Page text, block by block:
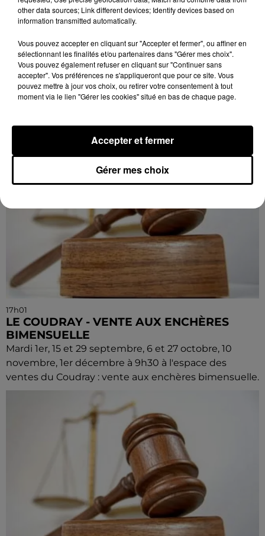
LE COUDRAY - VENTE AUX ENCHÈRES
BIMENSUELLE
Mardi 1er, 15 et 29 septembre, 6 et 27 octobre, 10
novembre, 1er décembre à 9h30 à l'espace des
ventes du Coudray : vente aux enchères bimensuelle.
17h01
LE COUDRAY - VENTE AUX ENCHÈRES
BIMENSUELLE
Mardi 1er, 15 et 29 septembre, 6 et 27 octobre, 10
novembre, 1er décembre à 9h30 à l'espace des
ventes du Coudray : vente aux enchères bimensuelle.
other data sources; Link different devices; Identify devices based on
information transmitted automatically.
Vous pouvez accepter en cliquant sur "Accepter et fermer", ou affiner en
sélectionnant les finalités et/ou partenaires dans "Gérer mes choix".
Vous pouvez également refuser en cliquant sur "Continuer sans
accepter". Vos préférences ne s'appliqueront que pour ce site. Vous
pouvez mettre à jour vos choix, ou retirer votre consentement à tout
moment via le lien "Gérer les cookies" situé en bas de chaque page.
Gérer mes choix
Accepter et fermer